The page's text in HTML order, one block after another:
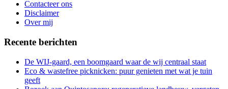
Contacteer ons
Disclaimer
Over mij
Recente berichten
De WIJ-gaard, een boomgaard waar de wij centraal staat
Eco & wastefree picknicken: puur genieten met wat je tuin
geeft